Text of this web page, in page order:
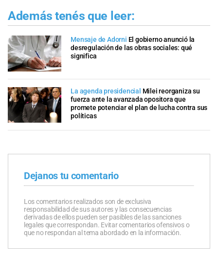
Además tenés que leer:
Mensaje de Adorni El gobierno anunció la
desregulación de las obras sociales: qué
significa
La agenda presidencial Milei reorganiza su
fuerza ante la avanzada opositora que
promete potenciar el plan de lucha contra sus
políticas
Dejanos tu comentario
Los comentarios realizados son de exclusiva
responsabilidad de sus autores y las consecuencias
derivadas de ellos pueden ser pasibles de las sanciones
legales que correspondan. Evitar comentarios ofensivos o
que no respondan al tema abordado en la información.